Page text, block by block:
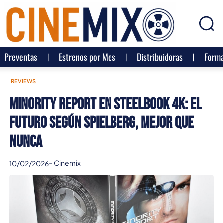
Preventas Estrenos por Mes Distribuidoras
REVIEWS
Minority Report en Steelbook 4K: el
futuro según Spielberg, mejor que
nunca
10/02/2026- Cinemix